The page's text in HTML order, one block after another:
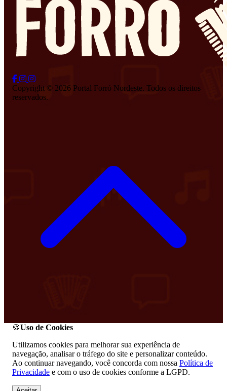
Copyright © 2026 Portal Forró Nordeste. Todos os direitos
reservados.
🍪Uso de Cookies
Utilizamos cookies para melhorar sua experiência de
navegação, analisar o tráfego do site e personalizar conteúdo.
Ao continuar navegando, você concorda com nossa Política de
Privacidade e com o uso de cookies conforme a LGPD.